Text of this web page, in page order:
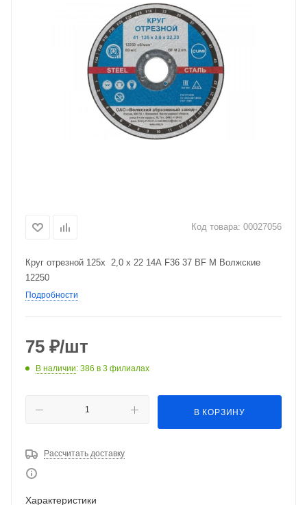
Код товара: 00027056
Круг отрезной 125x 2,0 x 22 14А F36 37 BF M Волжские
12250
Подробности
75 ₽/шт
В наличии: 386 в 3 филиалах
В КОРЗИНУ
Рассчитать доставку
Характеристики